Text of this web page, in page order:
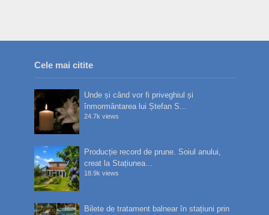
Cele mai citite
Unde și când vor fi priveghiul și
înmormântarea lui Ștefan S...
24.7k views
Producție record de prune. Soiul anului,
creat la Stațiunea...
18.9k views
Bilete de tratament balnear în stațiuni prin